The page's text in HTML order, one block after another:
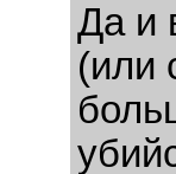
Да и
(или